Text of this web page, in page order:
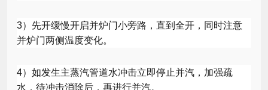
3）先开缓慢开启并炉门小旁路，直到全开，同时注意
并炉门两侧温度变化。
4）如发生主蒸汽管道水冲击立即停止并汽，加强疏
水，待冲击消除后，再进行并汽。